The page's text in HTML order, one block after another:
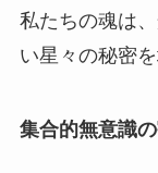
私たちの魂は
い星々の秘密
集合的無意識